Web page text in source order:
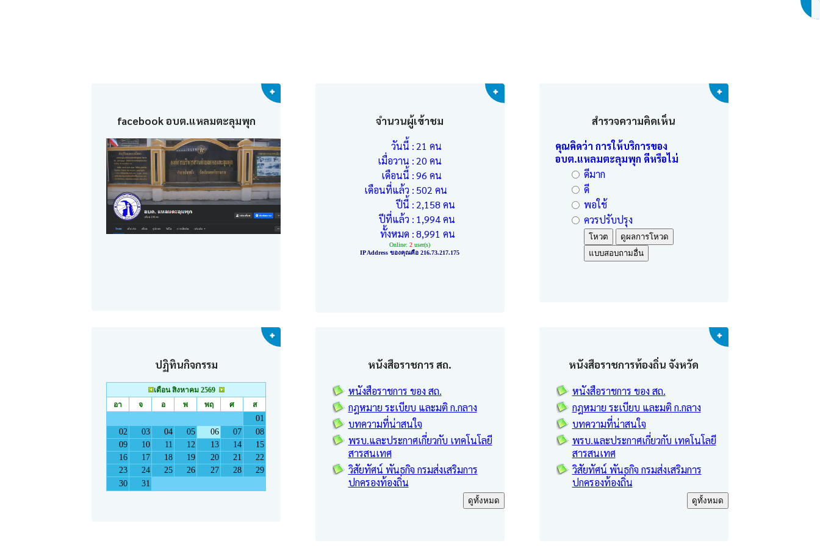
facebook อบต.แหลมตะลุมพุก จำนวนผู้เข้าชม
วันนี้ :21 คน
เมื่อวาน :20 คน
เดือนนี้ :96 คน
เดือนที่แล้ว : 502 คน
ปีนี้ :2,158 คน
ปีที่แล้ว : 1,994 คน
ทั้งหมด :8,991 คน
Online: 2 user(s)
IP Address ของคุณคือ 216.73.217.175
สำรวจความคิดเห็น
คุณคิดว่า การให้บริการของ
อบต.แหลมตะลุมพุก ดีหรือไม่
ดีมาก
ดี
พอใช้
ควรปรับปรุง
ปฏิทินกิจกรรม หนังสือราชการ สถ.
หนังสือราชการ ของ สถ.
กฎหมาย ระเบียบ และมติ ก.กลาง
บทความที่น่าสนใจ
พรบ.และประกาศเกี่ยวกับ เทคโนโลยี
สารสนเทศ
วิสัยทัศน์ พันธกิจ กรมส่งเสริมการ
ปกครองท้องถิ่น
ดูทั้งหมด
หนังสือราชการท้องถิ่น จังหวัด
หนังสือราชการ ของ สถ.
กฎหมาย ระเบียบ และมติ ก.กลาง
บทความที่น่าสนใจ
พรบ.และประกาศเกี่ยวกับ เทคโนโลยี
สารสนเทศ
วิสัยทัศน์ พันธกิจ กรมส่งเสริมการ
ปกครองท้องถิ่น
ดูทั้งหมด